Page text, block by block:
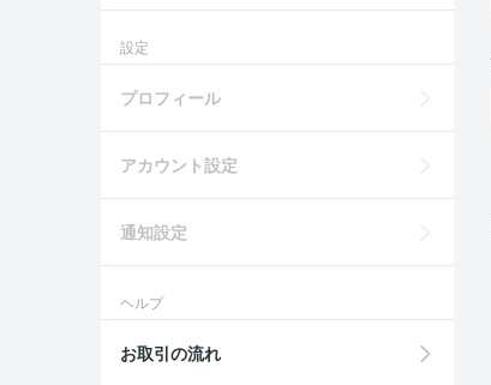
設定
プロフィール
アカウント設定
通知設定
ヘルプ
お取引の流れ